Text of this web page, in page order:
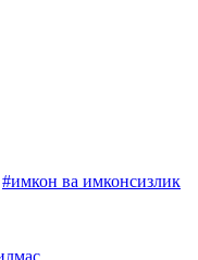
#имкон ва имконсизлик